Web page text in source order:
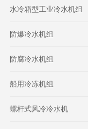
水冷箱型工业冷水机组
防爆冷水机组
防腐冷水机组
船用冷冻机组
螺杆式风冷冷水机